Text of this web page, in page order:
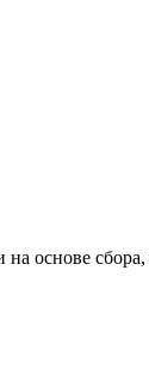
основе сбора,